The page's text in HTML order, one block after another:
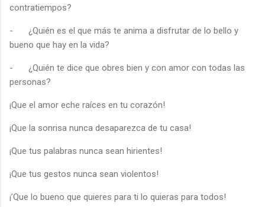
contratiempos?
-
¿Quién es el que más te anima a disfrutar de lo bello y
bueno que hay en la vida?
-
¿Quién te dice que obres bien y con amor con todas las
personas?
¡Que el amor eche raíces en tu corazón!
¡Que la sonrisa nunca desaparezca de tu casa!
¡Que tus palabras nunca sean hirientes!
¡Que tus gestos nunca sean violentos!
¡’Que lo bueno que quieres para ti lo quieras para todos!